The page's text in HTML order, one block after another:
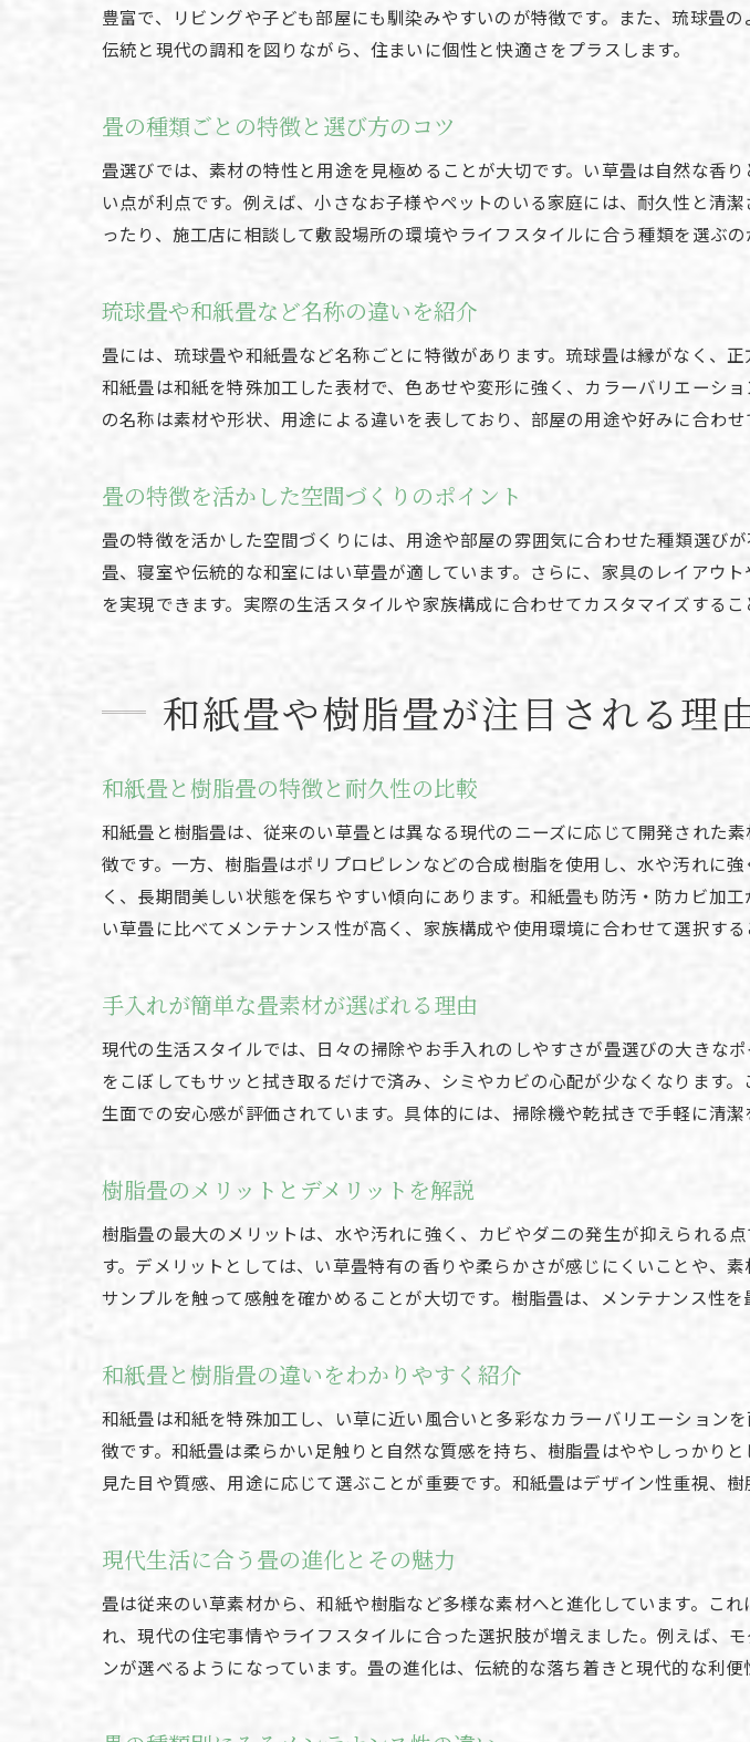
畳でダニやカビを
アレルギー対策に強
健康志向の家庭に
畳の種類別に見る
おしゃれな畳デザイン
おしゃれな畳で空間
畳の種類と色で暮
琉球畳など人気の
畳の素材別に快適
和紙畳・樹脂畳・
畳の種類で選ぶ住
素材ごとに異なる畳
用途別に最適な畳
おしゃれで実用的
畳の特徴を活かし
畳の種類や名前か
畳の人気色ランキ
畳の種類と素材で
インテリアに映え
豊富で、リビングや子ども部屋にも馴染みやすいのが特徴です。また、琉球畳
伝統と現代の調和を図りながら、住まいに個性と快適さをプラスします。
畳の種類ごとの特徴と選び方のコツ
畳選びでは、素材の特性と用途を見極めることが大切です。い草畳は自然な香
い点が利点です。例えば、小さなお子様やペットのいる家庭には、耐久性と清
ったり、施工店に相談して敷設場所の環境やライフスタイルに合う種類を選ぶの
琉球畳や和紙畳など名称の違いを紹介
畳には、琉球畳や和紙畳など名称ごとに特徴があります。琉球畳は縁がなく、
和紙畳は和紙を特殊加工した表材で、色あせや変形に強く、カラーバリエーシ
の名称は素材や形状、用途による違いを表しており、部屋の用途や好みに合わせ
畳の特徴を活かした空間づくりのポイント
畳の特徴を活かした空間づくりには、用途や部屋の雰囲気に合わせた種類選び
畳、寝室や伝統的な和室にはい草畳が適しています。さらに、家具のレイアウ
を実現できます。実際の生活スタイルや家族構成に合わせてカスタマイズする
和紙畳や樹脂畳が注目される理
和紙畳と樹脂畳の特徴と耐久性の比較
和紙畳と樹脂畳は、従来のい草畳とは異なる現代のニーズに応じて開発された
徴です。一方、樹脂畳はポリプロピレンなどの合成樹脂を使用し、水や汚れに
く、長期間美しい状態を保ちやすい傾向にあります。和紙畳も防汚・防カビ加
い草畳に比べてメンテナンス性が高く、家族構成や使用環境に合わせて選択する
手入れが簡単な畳素材が選ばれる理由
現代の生活スタイルでは、日々の掃除やお手入れのしやすさが畳選びの大きな
をこぼしてもサッと拭き取るだけで済み、シミやカビの心配が少なくなります
生面での安心感が評価されています。具体的には、掃除機や乾拭きで手軽に清
樹脂畳のメリットとデメリットを解説
樹脂畳の最大のメリットは、水や汚れに強く、カビやダニの発生が抑えられる
す。デメリットとしては、い草畳特有の香りや柔らかさが感じにくいことや、
サンプルを触って感触を確かめることが大切です。樹脂畳は、メンテナンス性
和紙畳と樹脂畳の違いをわかりやすく紹介
和紙畳は和紙を特殊加工し、い草に近い風合いと多彩なカラーバリエーション
徴です。和紙畳は柔らかい足触りと自然な質感を持ち、樹脂畳はややしっかり
見た目や質感、用途に応じて選ぶことが重要です。和紙畳はデザイン性重視、樹
現代生活に合う畳の進化とその魅力
畳は従来のい草素材から、和紙や樹脂など多様な素材へと進化しています。こ
れ、現代の住宅事情やライフスタイルに合った選択肢が増えました。例えば、
ンが選べるようになっています。畳の進化は、伝統的な落ち着きと現代的な利便
お問い合わ
お問い合わ